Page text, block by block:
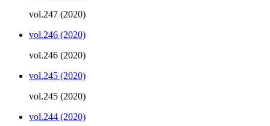
vol.247 (2020)
vol.246 (2020)
vol.246 (2020)
vol.245 (2020)
vol.245 (2020)
vol.244 (2020)